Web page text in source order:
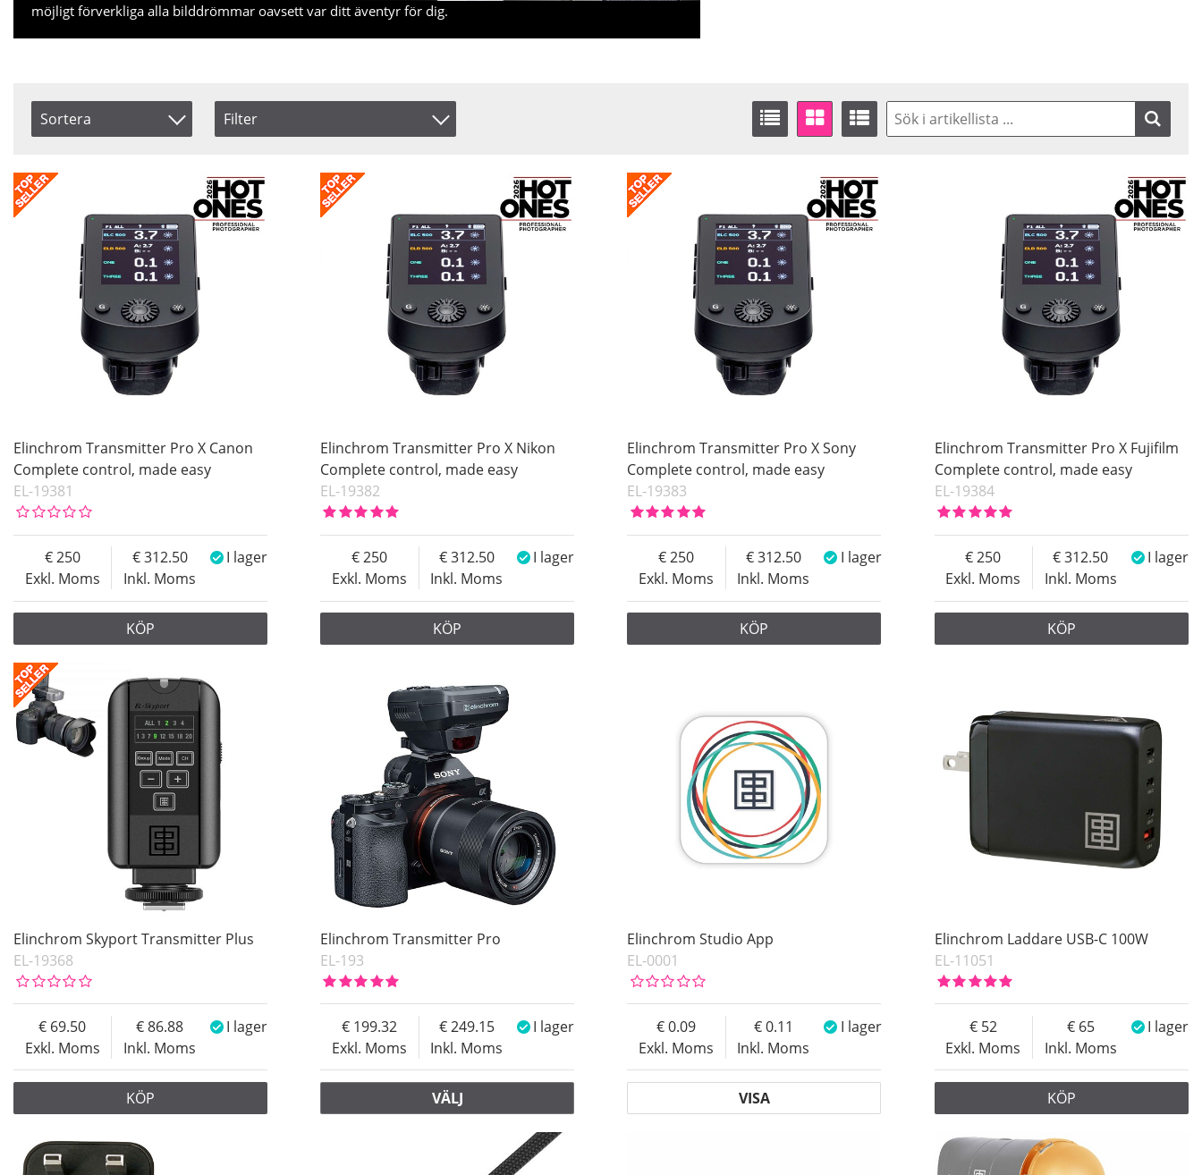
möjligt förverkliga alla bilddrömmar oavsett var ditt äventyr för dig.
Sortera
Benämning
Inkl. Moms
Filter
Pris
I lager
Elinchrom Transmitter Pro X Canon
Complete control, made easy
EL-19381
Exkl. Moms
250
Inkl. Moms
312.50 I lager
KÖP
Elinchrom Transmitter Pro X Nikon
Complete control, made easy
EL-19382
Exkl. Moms
250
Inkl. Moms
312.50 I lager
KÖP
Elinchrom Transmitter Pro X Sony
Complete control, made easy
EL-19383
Exkl. Moms
250
Inkl. Moms
312.50 I lager
KÖP
Elinchrom Transmitter Pro X Fujifilm
Complete control, made easy
EL-19384
Exkl. Moms
250
Inkl. Moms
312.50 I lager
KÖP
Elinchrom Skyport Transmitter Plus
EL-19368
Exkl. Moms
69.50
Inkl. Moms
86.88 I lager
KÖP
Elinchrom Transmitter Pro
EL-193
Exkl. Moms
199.32
Inkl. Moms
249.15 I lager
VÄLJ
Elinchrom Studio App
EL-0001
Exkl. Moms
0.09
Inkl. Moms
0.11 I lager
VISA
Elinchrom Laddare USB-C 100W
EL-11051
Exkl. Moms
52
Inkl. Moms
65 I lager
KÖP